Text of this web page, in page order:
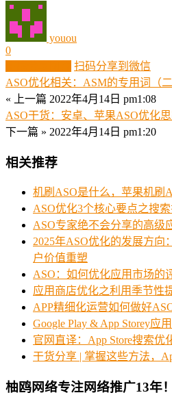
youou
0
扫码分享到微信
ASO优化相关：ASM的专用词（二
« 上一篇 2022年4月14日 pm1:08
ASO干货：安卓、苹果ASO优化
下一篇 » 2022年4月14日 pm1:20
相关推荐
机刷ASO是什么，苹果机刷
ASO优化3个核心要点之搜
ASO专家绝不会分享的高级
‌2025年ASO优化的发展方向
户价值重塑
ASO：如何优化应用市场的
应用商店优化之利用季节性
APP精细化运营如何做好
Google Play & App Storey应
官网直译：App Store搜索优
干货分享 | 掌握这些方法，
柚鸥网络专注网络推广13年！